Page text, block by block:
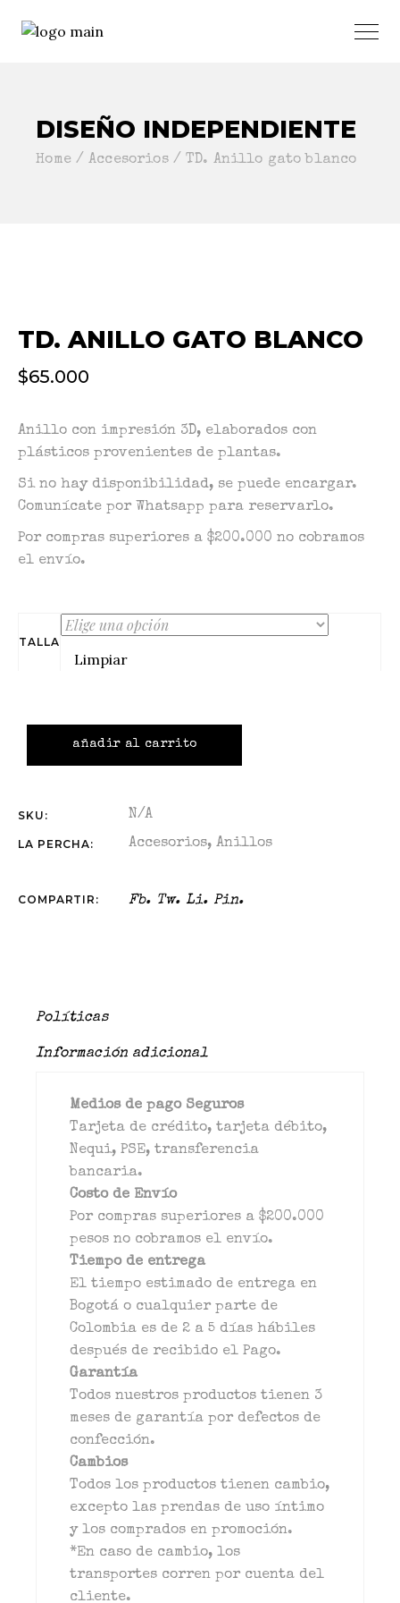
DISEÑO INDEPENDIENTE
Home Accesorios TD. Anillo gato blanco
TD. ANILLO GATO BLANCO
$65.000
Anillo con impresión 3D, elaborados con
plásticos provenientes de plantas.
Si no hay disponibilidad, se puede encargar.
Comunícate por Whatsapp para reservarlo.
Por compras superiores a $200.000 no cobramos
el envío.
TALLA
Limpiar
añadir al carrito
SKU: N/A
LA PERCHA: Accesorios,Anillos
COMPARTIR: Fb. Tw. Li. Pin.
Políticas
Información adicional
Medios de pago Seguros
Tarjeta de crédito, tarjeta débito,
Nequi, PSE, transferencia
bancaria.
Costo de Envío
Por compras superiores a $200.000
pesos no cobramos el envío.
Tiempo de entrega
El tiempo estimado de entrega en
Bogotá o cualquier parte de
Colombia es de 2 a 5 días hábiles
después de recibido el Pago.
Garantía
Todos nuestros productos tienen 3
meses de garantía por defectos de
confección.
Cambios
Todos los productos tienen cambio,
excepto las prendas de uso íntimo
y los comprados en promoción.
*En caso de cambio, los
transportes corren por cuenta del
cliente.